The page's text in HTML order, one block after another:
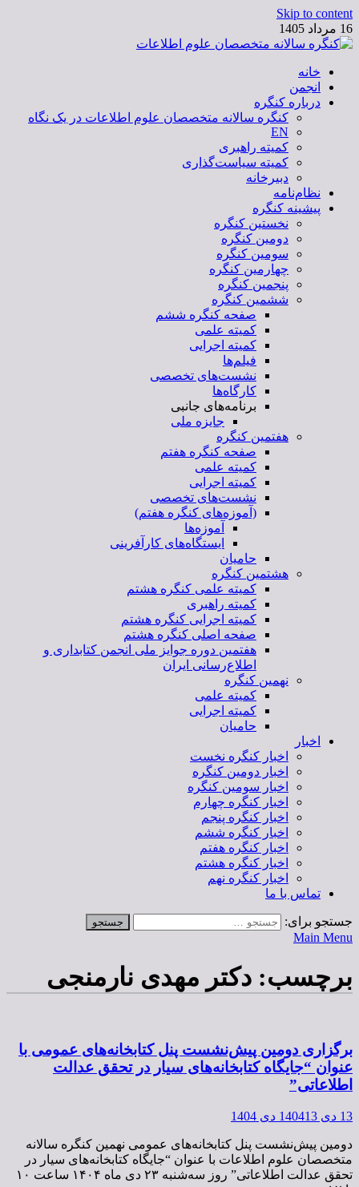
Skip to content
16 مرداد 1405
کنگره سالانه متخصصان علوم اطلاعات
خانه
انجمن
درباره کنگره
کنگره سالانه متخصصان علوم اطلاعات در یک نگاه
EN
کمیته راهبری
کمیته سیاست‌گذاری
دبیرخانه
نظام‌نامه
پیشینه کنگره
نخستین کنگره
دومین کنگره
سومین کنگره
چهارمین کنگره
پنجمین کنگره
ششمین کنگره
صفحه کنگره ششم
کمیته علمی
کمیته اجرایی
فیلم‌ها
نشست‌های تخصصی
کارگاه‌ها
برنامه‌های جانبی
جایزه ملی
هفتمین کنگره
صفحه کنگره هفتم
کمیته علمی
کمیته اجرایی
نشست‌های تخصصی
(آموزه‌های کنگره هفتم)
آموزه‌ها
ایستگاه‌های کارآفرینی
حامیان
هشتمین کنگره
کمیته علمی کنگره هشتم
کمیته راهبری
کمیته اجرایی کنگره هشتم
صفحه اصلی کنگره هشتم
هفتمین دوره جوایز ملی انجمن کتابداری و
اطلاع‌رسانی ایران
نهمین کنگره
کمیته علمی
کمیته اجرایی
حامیان
اخبار
اخبار کنگره نخست
اخبار دومین کنگره
اخبار سومین کنگره
اخبار کنگره چهارم
اخبار کنگره پنجم
اخبار کنگره ششم
اخبار کنگره هفتم
اخبار کنگره هشتم
اخبار کنگره نهم
تماس با ما
جستجو برای:
Main Menu
برچسب: دکتر مهدی نارمنجی
برگزاری دومین پیش‌نشست پنل کتابخانه‌های عمومی با
عنوان “جایگاه کتابخانه‌های سیار در تحقق عدالت
اطلاعاتی”
13 دی 1404 13 دی 1404
دومین پیش‌نشست پنل کتابخانه‌های عمومی نهمین کنگره سالانه
متخصصان علوم اطلاعات با عنوان “جایگاه کتابخانه‌های سیار در
تحقق عدالت اطلاعاتی” روز سه‌شنبه ۲۳ دی ماه ۱۴۰۴ ساعت‌ ۱۰